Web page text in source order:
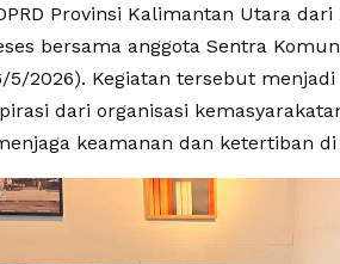
Provinsi Kalimantan Utara dari
bersama anggota Sentra
5/2026). Kegiatan tersebut
dari organisasi
keamanan dan ketertiban